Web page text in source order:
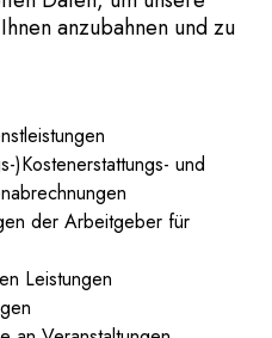
anzubahnen und zu
)Kostenerstattungs- und
der Arbeitgeber für
Leistungen